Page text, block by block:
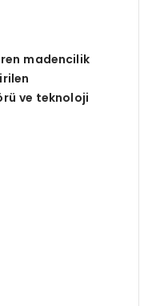
madencilik
rü ve teknoloji